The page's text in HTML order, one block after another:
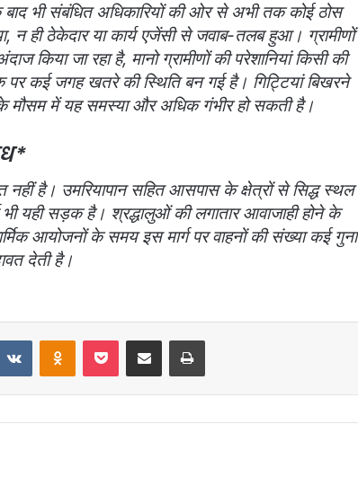
भी संबंधित अधिकारियों की ओर से अभी तक कोई ठोस
न ही ठेकेदार या कार्य एजेंसी से जवाब-तलब हुआ। ग्रामीणों
जा रहा है, मानो ग्रामीणों की परेशानियां किसी की
कई जगह खतरे की स्थिति बन गई है। गिट्टियां बिखरने
मौसम में यह समस्या और अधिक गंभीर हो सकती है।
है। उमरियापान सहित आसपास के क्षेत्रों से सिद्ध स्थल
यही सड़क है। श्रद्धालुओं की लगातार आवाजाही होने के
आयोजनों के समय इस मार्ग पर वाहनों की संख्या कई गुना
देती है।